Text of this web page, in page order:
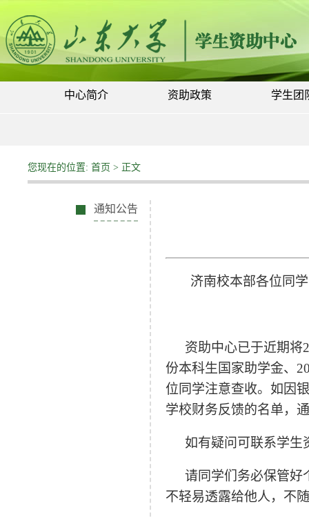
中心简介 资助政策 学生团
您现在的位置: 首页 > 正文
通知公告
济南校本部各位同
资助中心已于近期将
份本科生国家助学金、
位同学注意查收。如因
学校财务反馈的名单，
如有疑问可联系学生
请同学们务必保管好
不轻易透露给他人，不